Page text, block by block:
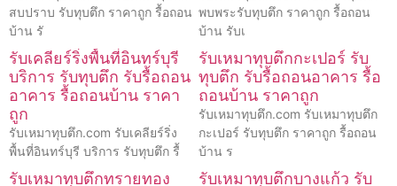
สบปราบ รับทุบตึก ราคาถูก รื้อถอน
บ้าน รั
พบพระรับทุบตึก ราคาถูก รื้อถอน
บ้าน รับเ
รับเคลียร์ริ่งพื้นที่อินทร์บุรี
บริการ รับทุบตึก รับรื้อถอน
อาคาร รื้อถอนบ้าน ราคา
ถูก
รับเหมาทุบตึก.com รับเคลียร์ริ่ง
พื้นที่อินทร์บุรี บริการ รับทุบตึก รื้
รับเหมาทุบตึกกะเปอร์ รับ
ทุบตึก รับรื้อถอนอาคาร รื้อ
ถอนบ้าน ราคาถูก
รับเหมาทุบตึก.com รับเหมาทุบตึก
กะเปอร์ รับทุบตึก ราคาถูก รื้อถอน
บ้าน ร
รับเหมาทุบตึกทรายทอง
รับเหมาทุบตึกบางแก้ว รับ